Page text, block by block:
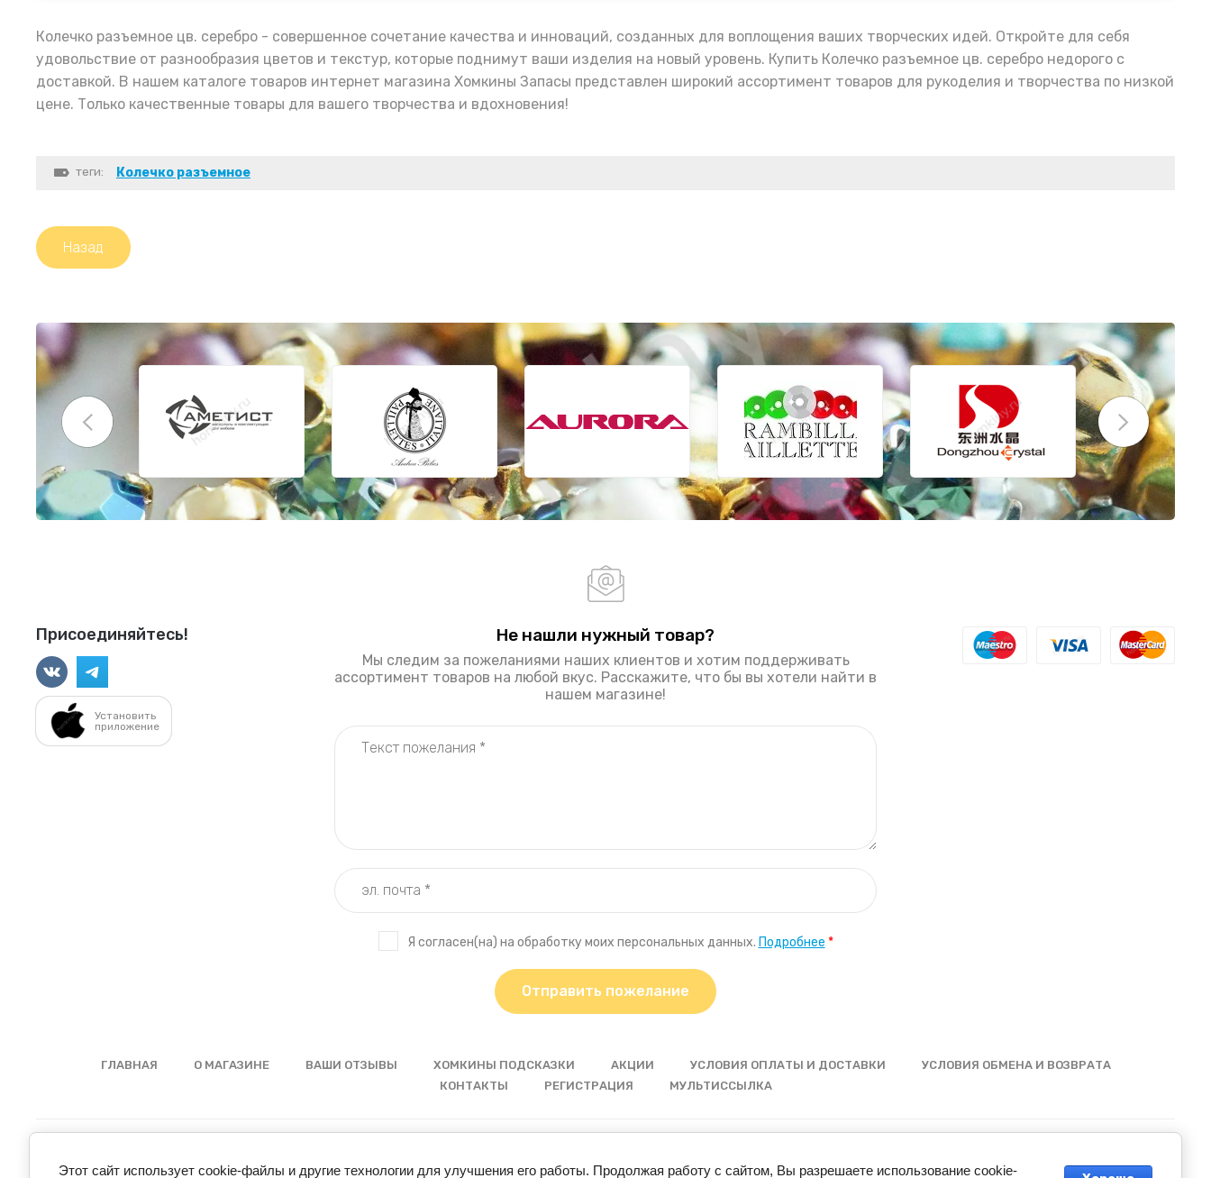
Колечко разъемное цв. серебро - совершенное сочетание качества и инноваций, созданных для воплощения ваших творческих идей. Откройте для себя
удовольствие от разнообразия цветов и текстур, которые поднимут ваши изделия на новый уровень. Купить Колечко разъемное цв. серебро недорого с
доставкой. В нашем каталоге товаров интернет магазина Хомкины Запасы представлен широкий ассортимент товаров для рукоделия и творчества по низкой
цене. Только качественные товары для вашего творчества и вдохновения!
теги: Колечко разъемное
Назад
Присоединяйтесь!
Установить
приложение
Не нашли нужный товар?
Мы следим за пожеланиями наших клиентов и хотим поддерживать
ассортимент товаров на любой вкус. Расскажите, что бы вы хотели найти в
нашем магазине!
Я согласен(на) на обработку моих персональных данных. Подробнее *
Отправить пожелание
ГЛАВНАЯ О МАГАЗИНЕ ВАШИ ОТЗЫВЫ ХОМКИНЫ ПОДСКАЗКИ АКЦИИ УСЛОВИЯ ОПЛАТЫ И ДОСТАВКИ
УСЛОВИЯ ОБМЕНА И ВОЗВРАТА
КОНТАКТЫ
РЕГИСТРАЦИЯ МУЛЬТИССЫЛКА
Этот сайт использует cookie-файлы и другие технологии для улучшения его работы. Продолжая работу с сайтом, Вы разрешаете использование cookie-